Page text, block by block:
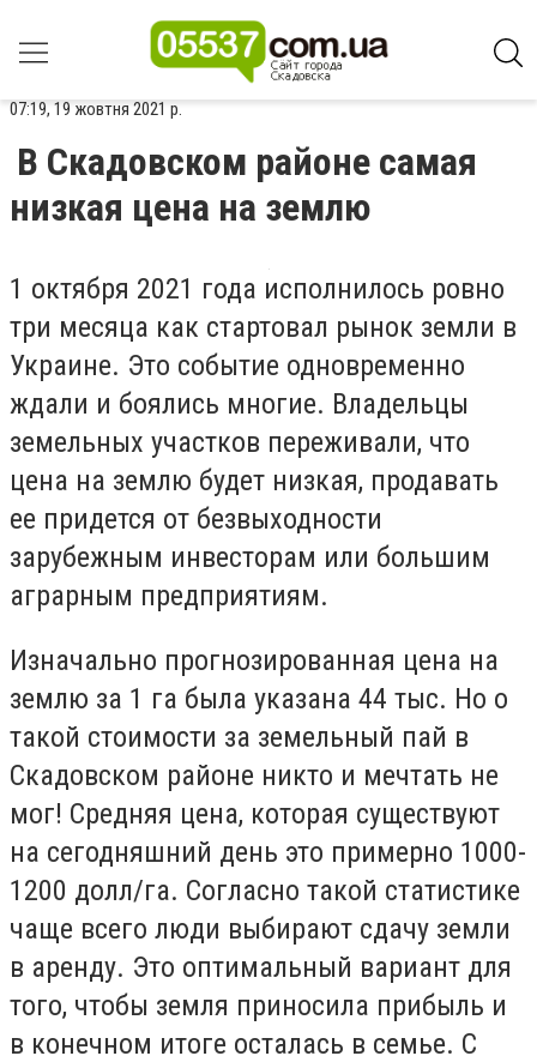
07:19, 19 жовтня 2021 р.
В Скадовском районе самая
низкая цена на землю
1 октября 2021 года исполнилось ровно
три месяца как стартовал рынок земли в
Украине. Это событие одновременно
ждали и боялись многие. Владельцы
земельных участков переживали, что
цена на землю будет низкая, продавать
ее придется от безвыходности
зарубежным инвесторам или большим
аграрным предприятиям.
Изначально прогнозированная цена на
землю за 1 га была указана 44 тыс. Но о
такой стоимости за земельный пай в
Скадовском районе никто и мечтать не
мог! Средняя цена, которая существуют
на сегодняшний день это примерно 1000-
1200 долл/га. Согласно такой статистике
чаще всего люди выбирают сдачу земли
в аренду. Это оптимальный вариант для
того, чтобы земля приносила прибыль и
в конечном итоге осталась в семье. С